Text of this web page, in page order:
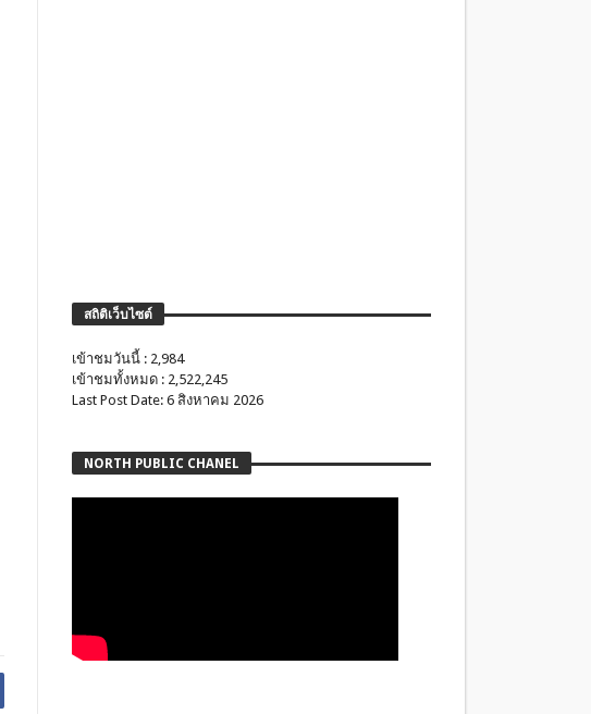
สถิติเว็บไซต์
เข้าชมวันนี้ : 2,984
เข้าชมทั้งหมด : 2,522,245
Last Post Date: 6 สิงหาคม 2026
NORTH PUBLIC CHANEL